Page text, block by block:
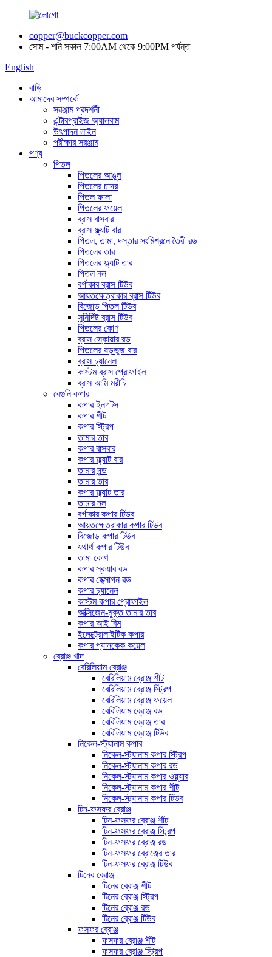
copper@buckcopper.com
সোম - শনি সকাল 7:00AM থেকে 9:00PM পর্যন্ত
English
বাড়ি
আমাদের সম্পর্কে
সরঞ্জাম প্রদর্শনী
এন্টারপ্রাইজ অ্যালবাম
উৎপাদন লাইন
পরীক্ষার সরঞ্জাম
পণ্য
পিতল
পিতলের আঙুল
পিতলের চাদর
পিতল ফালা
পিতলের ফয়েল
ব্রাস বাসবার
ব্রাস ফ্ল্যাট বার
পিতল, তামা, দস্তার সংমিশ্রনে তৈরী রড
পিতলের তার
পিতলের ফ্ল্যাট তার
পিতল নল
বর্গাকার ব্রাস টিউব
আয়তক্ষেত্রাকার ব্রাস টিউব
বিজোড় পিতল টিউব
সুনির্দিষ্ট ব্রাস টিউব
পিতলের কোণ
ব্রাস স্কোয়ার রড
পিতলের ষড়ভুজ বার
ব্রাস চ্যানেল
কাস্টম ব্রাস প্রোফাইল
ব্রাস আমি মরীচি
বেগুনি কপার
কপার ইনগটস
কপার শীট
কপার স্ট্রিপ
তামার তার
কপার বাসবার
কপার ফ্ল্যাট বার
তামার দন্ড
তামার তার
কপার ফ্ল্যাট তার
তামার নল
বর্গাকার কপার টিউব
আয়তক্ষেত্রাকার কপার টিউব
বিজোড় কপার টিউব
যথার্থ কপার টিউব
তামা কোণ
কপার স্কয়ার রড
কপার হেক্সাগন রড
কপার চ্যানেল
কাস্টম কপার প্রোফাইল
অক্সিজেন-মুক্ত তামার তার
কপার আই বিম
ইলেক্ট্রোলাইটিক কপার
কপার প্যানকেক কয়েল
ব্রোঞ্জ খাদ
বেরিলিয়াম ব্রোঞ্জ
বেরিলিয়াম ব্রোঞ্জ শীট
বেরিলিয়াম ব্রোঞ্জ স্ট্রিপ
বেরিলিয়াম ব্রোঞ্জ ফয়েল
বেরিলিয়াম ব্রোঞ্জ রড
বেরিলিয়াম ব্রোঞ্জ তার
বেরিলিয়াম ব্রোঞ্জ টিউব
নিকেল-স্ট্যানাম কপার
নিকেল-স্ট্যানাম কপার স্ট্রিপ
নিকেল-স্ট্যানাম কপার রড
নিকেল-স্ট্যানাম কপার ওয়্যার
নিকেল-স্ট্যানাম কপার শীট
নিকেল-স্ট্যানাম কপার টিউব
টিন-ফসফর ব্রোঞ্জ
টিন-ফসফর ব্রোঞ্জ শীট
টিন-ফসফর ব্রোঞ্জ স্ট্রিপ
টিন-ফসফর ব্রোঞ্জ রড
টিন-ফসফর ব্রোঞ্জের তার
টিন-ফসফর ব্রোঞ্জ টিউব
টিনের ব্রোঞ্জ
টিনের ব্রোঞ্জ শীট
টিনের ব্রোঞ্জ স্ট্রিপ
টিনের ব্রোঞ্জ রড
টিনের ব্রোঞ্জ টিউব
ফসফর ব্রোঞ্জ
ফসফর ব্রোঞ্জ শীট
ফসফর ব্রোঞ্জ স্ট্রিপ